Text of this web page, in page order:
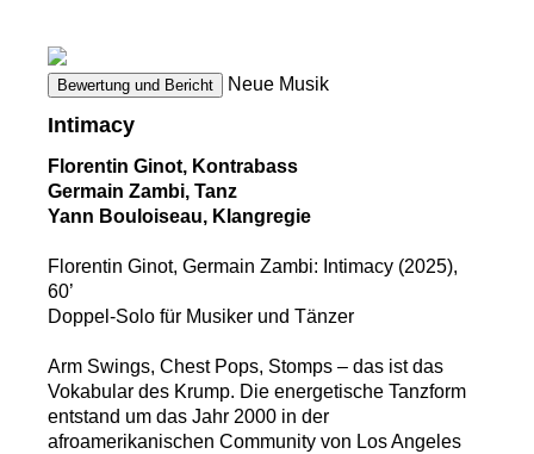
Bewertung und Bericht Neue Musik
Intimacy
Florentin Ginot, Kontrabass
Germain Zambi, Tanz
Yann Bouloiseau, Klangregie
Florentin Ginot, Germain Zambi: Intimacy (2025),
60’
Doppel-Solo für Musiker und Tänzer
Arm Swings, Chest Pops, Stomps – das ist das
Vokabular des Krump. Die energetische Tanzform
entstand um das Jahr 2000 in der
afroamerikanischen Community von Los Angeles